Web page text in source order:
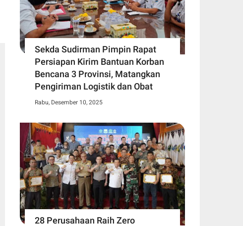
Sekda Sudirman Pimpin Rapat
Persiapan Kirim Bantuan Korban
Bencana 3 Provinsi, Matangkan
Pengiriman Logistik dan Obat
Rabu, Desember 10, 2025
28 Perusahaan Raih Zero